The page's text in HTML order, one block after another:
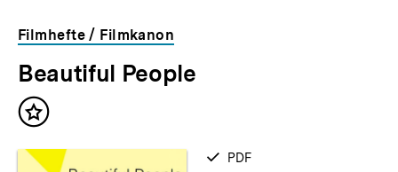
Filmhefte / Filmkanon
Beautiful People
Inhalt
verfügbar
PDF